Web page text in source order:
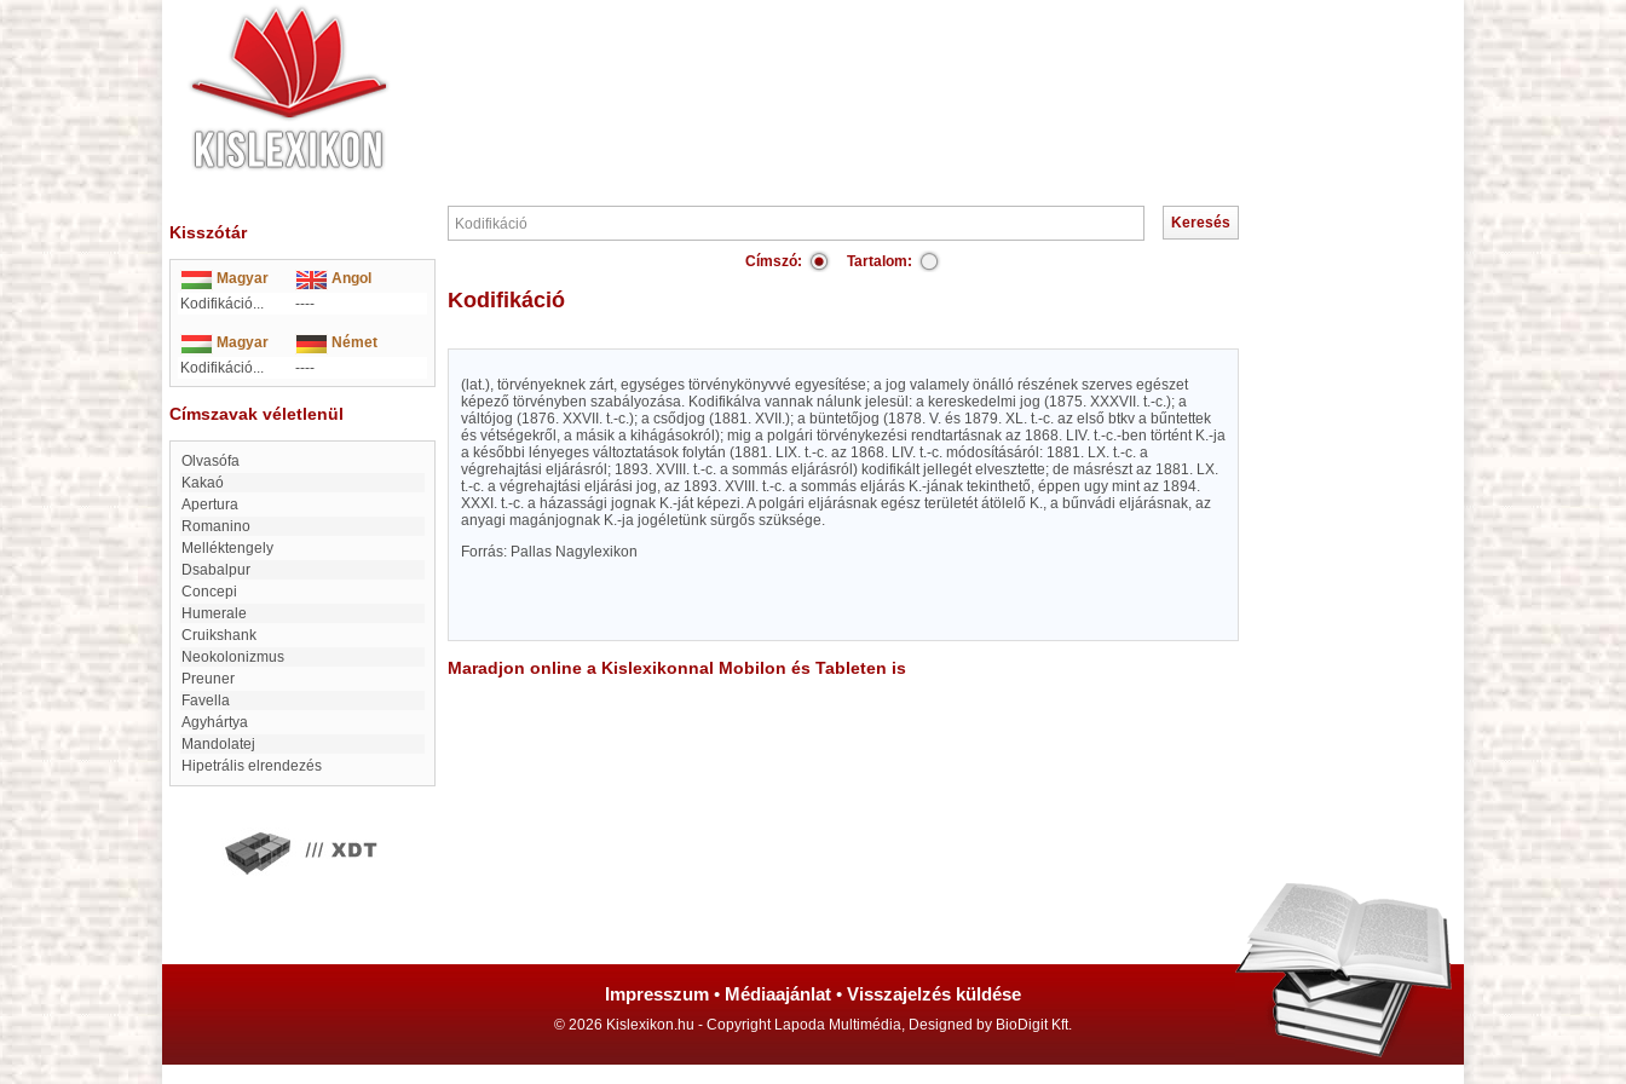
Kisszótár
Magyar
Angol
Kodifikáció...
----
Magyar
Német
Kodifikáció...
----
Címszavak véletlenül
Olvasófa
kakaó
Apertura
Romanino
Melléktengely
Dsabalpur
Concepi
humerale
Cruikshank
neokolonizmus
Preuner
favella
Agyhártya
Mandolatej
hipetrális elrendezés
Címszó: Tartalom:
Kodifikáció
(lat.), törvényeknek zárt, egységes törvénykönyvvé egyesítése; a jog valamely önálló részének szerves egészet
képező törvényben szabályozása. Kodifikálva vannak nálunk jelesül: a kereskedelmi jog (1875. XXXVII. t.-c.); a
váltójog (1876. XXVII. t.-c.); a csődjog (1881. XVII.); a büntetőjog (1878. V. és 1879. XL. t.-c. az első btkv a bűntettek
és vétségekről, a másik a kihágásokról); mig a polgári törvénykezési rendtartásnak az 1868. LIV. t.-c.-ben történt K.-ja
a későbbi lényeges változtatások folytán (1881. LIX. t.-c. az 1868. LIV. t.-c. módosításáról: 1881. LX. t.-c. a
végrehajtási eljárásról; 1893. XVIII. t.-c. a sommás eljárásról) kodifikált jellegét elvesztette; de másrészt az 1881. LX.
t.-c. a végrehajtási eljárási jog, az 1893. XVIII. t.-c. a sommás eljárás K.-jának tekinthető, éppen ugy mint az 1894.
XXXI. t.-c. a házassági jognak K.-ját képezi. A polgári eljárásnak egész területét átölelő K., a bűnvádi eljárásnak, az
anyagi magánjognak K.-ja jogéletünk sürgős szüksége.
Forrás: Pallas Nagylexikon
Maradjon online a Kislexikonnal Mobilon és Tableten is
Impresszum • Médiaajánlat • Visszajelzés küldése
© 2026 Kislexikon.hu - Copyright Lapoda Multimédia, Designed by BioDigit Kft.